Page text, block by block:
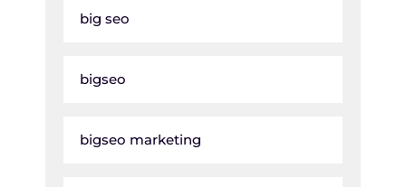
big seo
bigseo
bigseo marketing